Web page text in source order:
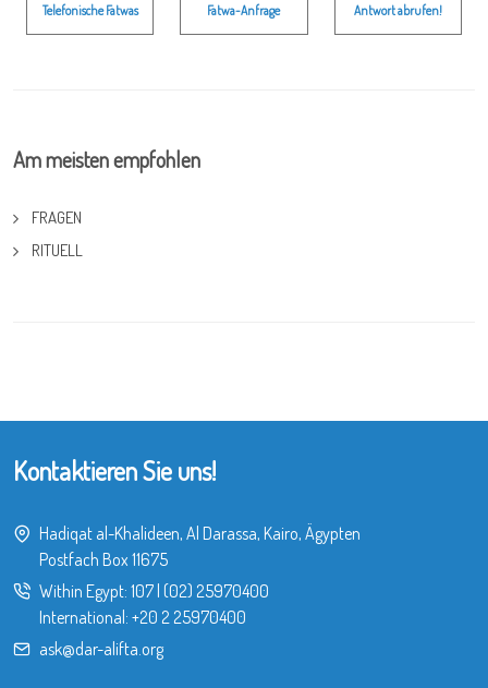
Telefonische Fatwas Fatwa-Anfrage Antwort abrufen!
Am meisten empfohlen
FRAGEN
RITUELL
Kontaktieren Sie uns!
Hadiqat al-Khalideen, Al Darassa, Kairo, Ägypten
Postfach Box 11675
Within Egypt: 107| (02) 25970400
International: +20 2 25970400
ask@dar-alifta.org